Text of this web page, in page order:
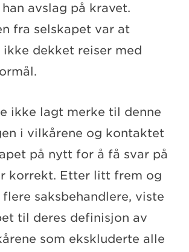
avslag på kravet.
fra selskapet var at
dekket reiser med
ikke lagt merke til denne
i vilkårene og kontaktet
på nytt for å få svar på
korrekt. Etter litt frem og
saksbehandlere, viste
til deres definisjon av
som ekskluderte alle